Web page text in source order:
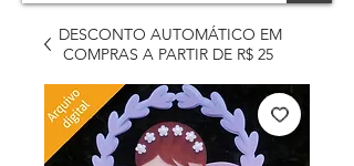
DESCONTO AUTOMÁTICO EM
COMPRAS A PARTIR DE R$ 25